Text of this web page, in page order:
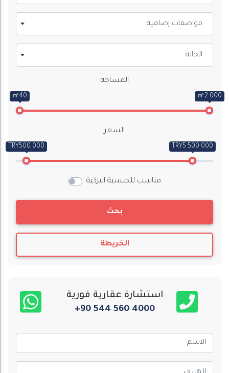
مواصفات إضافية
الحالة
المساحة
㎡40 ㎡2 000
السعر
TRY500 000 TRY5 500 000
مناسب للجنسية التركية
بحث
الخريطة
استشارة عقارية فورية
+90 544 560 4000